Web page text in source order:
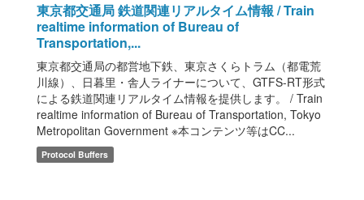
東京都交通局 鉄道関連リアルタイム情報 / Train
realtime information of Bureau of
Transportation,...
東京都交通局の都営地下鉄、東京さくらトラム（都電荒
川線）、日暮里・舎人ライナーについて、GTFS-RT形式
による鉄道関連リアルタイム情報を提供します。 / Train
realtime information of Bureau of Transportation, Tokyo
Metropolitan Government ※本コンテンツ等はCC...
Protocol Buffers